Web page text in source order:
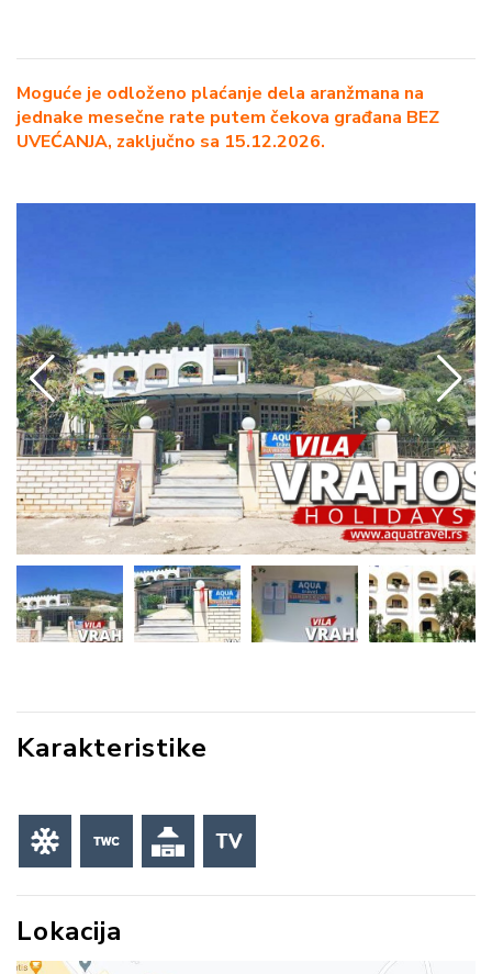
Moguće je odloženo plaćanje dela aranžmana na
jednake mesečne rate putem čekova građana BEZ
UVEĆANJA, zaključno sa 15.12.2026.
Karakteristike
Lokacija